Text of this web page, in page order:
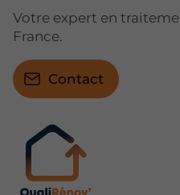
Votre expert en
France.
Contact